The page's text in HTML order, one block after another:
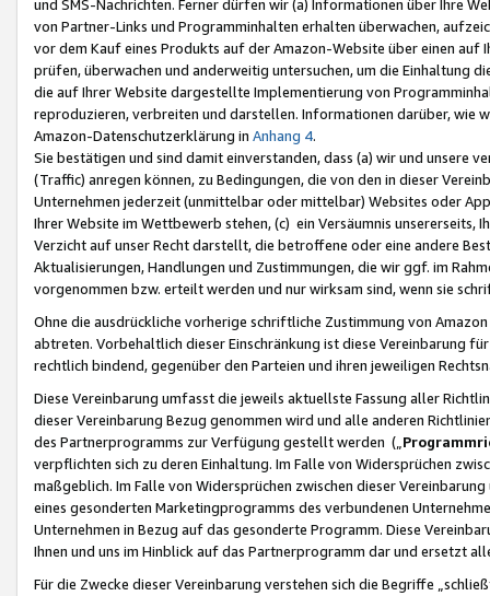
und SMS-Nachrichten. Ferner dürfen wir (a) Informationen über Ihre
von Partner-Links und Programminhalten erhalten überwachen,
vor dem Kauf eines Produkts auf der Amazon-Website über einen
prüfen, überwachen und anderweitig untersuchen, um die Einhaltung
die auf Ihrer Website dargestellte Implementierung von
reproduzieren, verbreiten und darstellen. Informationen darüber, wie
Amazon-Datenschutzerklärung in Anhang 4.
Sie bestätigen und sind damit einverstanden, dass (a) wir und
(Traffic) anregen können, zu Bedingungen, die von den in dieser
Unternehmen jederzeit (unmittelbar oder mittelbar) Websites oder
Ihrer Website im Wettbewerb stehen, (c) ein Versäumnis unsererseits,
Verzicht auf unser Recht darstellt, die betroffene oder eine andere
Aktualisierungen, Handlungen und Zustimmungen, die wir ggf. im
vorgenommen bzw. erteilt werden und nur wirksam sind, wenn sie
Ohne die ausdrückliche vorherige schriftliche Zustimmung von
abtreten. Vorbehaltlich dieser Einschränkung ist diese Vereinbarung
rechtlich bindend, gegenüber den Parteien und ihren jeweiligen
Diese Vereinbarung umfasst die jeweils aktuellste Fassung aller
dieser Vereinbarung Bezug genommen wird und alle anderen
des Partnerprogramms zur Verfügung gestellt werden („
verpflichten sich zu deren Einhaltung. Im Falle von Widersprüchen
maßgeblich. Im Falle von Widersprüchen zwischen dieser
eines gesonderten Marketingprogramms des verbundenen
Unternehmen in Bezug auf das gesonderte Programm. Diese
Ihnen und uns im Hinblick auf das Partnerprogramm dar und ersetzt
Für die Zwecke dieser Vereinbarung verstehen sich die Begriffe